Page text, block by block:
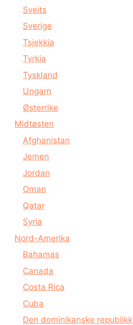
Sveits
Sverige
Tsjekkia
Tyrkia
Tyskland
Ungarn
Østerrike
Midtøsten
Afghanistan
Jemen
Jordan
Oman
Qatar
Syria
Nord-Amerika
Bahamas
Canada
Costa Rica
Cuba
Den dominikanske republikk